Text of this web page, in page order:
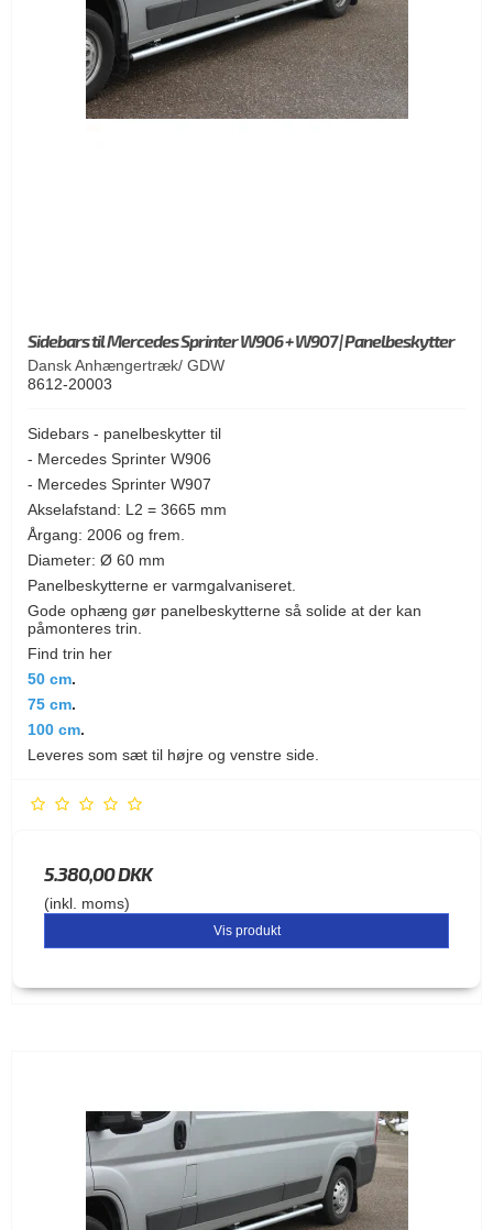
Sidebars til Mercedes Sprinter W906 + W907 | Panelbeskytter
Dansk Anhængertræk/ GDW
8612-20003
Sidebars - panelbeskytter til
- Mercedes Sprinter W906
- Mercedes Sprinter W907
Akselafstand: L2 = 3665 mm
Årgang: 2006 og frem.
Diameter: Ø 60 mm
Panelbeskytterne er varmgalvaniseret.
Gode ophæng gør panelbeskytterne så solide at der kan
påmonteres trin.
Find trin her
50 cm.
75 cm.
100 cm.
Leveres som sæt til højre og venstre side.
5.380,00 DKK
(inkl. moms)
Vis produkt